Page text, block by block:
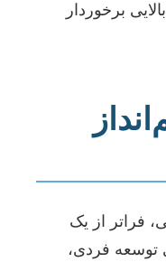
برخوردار
فراتر از یک
توسعه فردی،